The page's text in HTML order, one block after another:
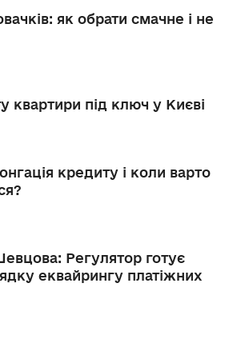
як обрати смачне і не
квартири під ключ у Києві
кредиту і коли варто
Регулятор готує
еквайрингу платіжних